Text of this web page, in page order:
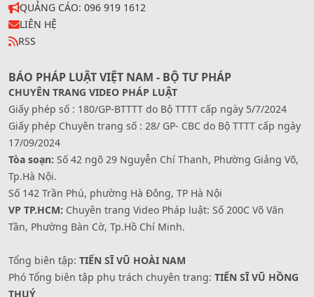
QUẢNG CÁO: 096 919 1612
LIÊN HỆ
RSS
BÁO PHÁP LUẬT VIỆT NAM - BỘ TƯ PHÁP
CHUYÊN TRANG VIDEO PHÁP LUẬT
Giấy phép số : 180/GP-BTTTT do Bộ TTTT cấp ngày 5/7/2024
Giấy phép Chuyên trang số : 28/ GP- CBC do Bộ TTTT cấp ngày
17/09/2024
Tòa soạn: Số 42 ngõ 29 Nguyễn Chí Thanh, Phường Giảng Võ,
Tp.Hà Nội.
Số 142 Trần Phú, phường Hà Đông, TP Hà Nội
VP TP.HCM: Chuyên trang Video Pháp luật: Số 200C Võ Văn
Tần, Phường Bàn Cờ, Tp.Hồ Chí Minh.
Tổng biên tập: TIẾN SĨ VŨ HOÀI NAM
Phó Tổng biên tập phụ trách chuyên trang: TIẾN SĨ VŨ HỒNG
THUÝ